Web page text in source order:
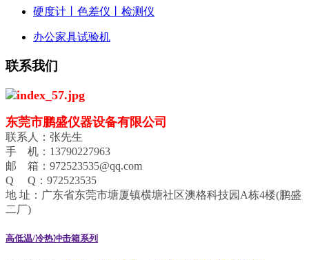
硬度计丨色差仪丨检测仪
办公家具试验机
联系我们
东莞市鹏盛仪器设备有限公司
联系人：张先生
手 机：13790227963
邮 箱：972523535@qq.com
Q Q：972523535
地 址：广东省东莞市塘厦镇横塘社区澳格科技园A栋4楼(鹏盛
二厂)
高低温/冷热冲击箱系列